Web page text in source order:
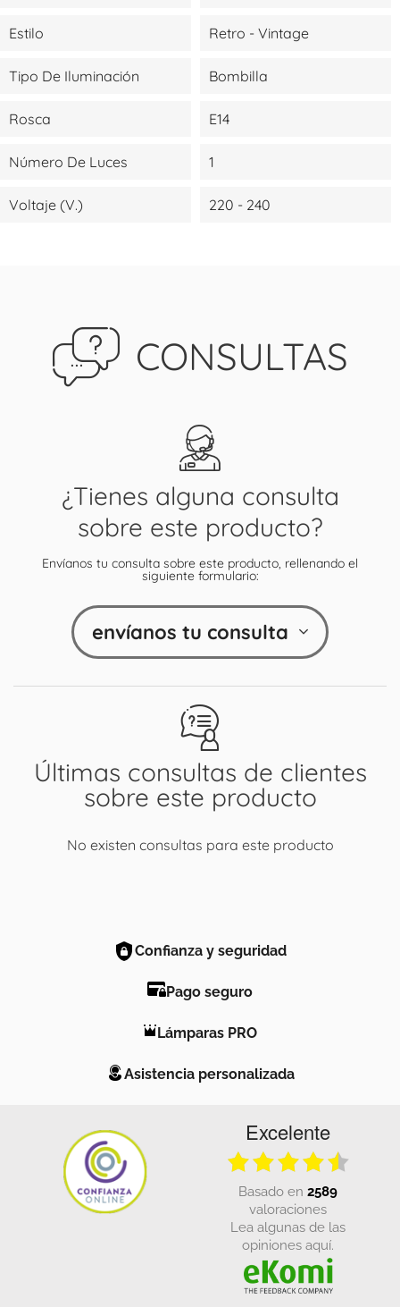
Estilo Retro - Vintage
Tipo De Iluminación Bombilla
Rosca E14
Número De Luces 1
Voltaje (V.) 220 - 240
CONSULTAS
Últimas consultas de clientes
sobre este producto
No existen consultas para este producto
¿Tienes alguna consulta
sobre este producto?
Envíanos tu consulta sobre este producto, rellenando el
siguiente formulario:
envíanos tu consulta
Confianza y seguridad
Pago seguro
Lámparas PRO
Asistencia personalizada
Excelente
basado en 2589
valoraciones
Lea algunas de las
opiniones aquí.